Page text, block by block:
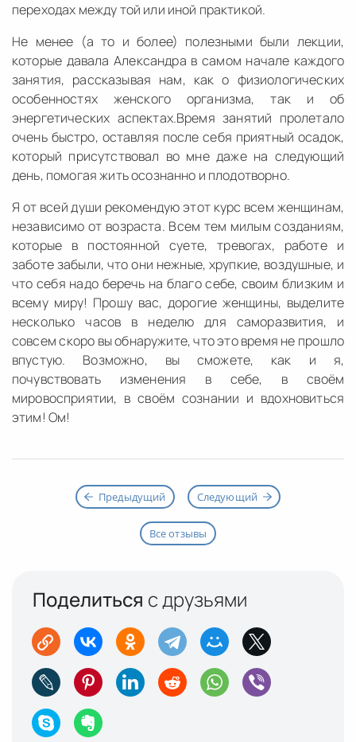
переходах между той или иной практикой.
Не менее (а то и более) полезными были лекции,
которые давала Александра в самом начале каждого
занятия, рассказывая нам, как о физиологических
особенностях женского организма, так и об
энергетических аспектах.Время занятий пролетало
очень быстро, оставляя после себя приятный осадок,
который присутствовал во мне даже на следующий
день, помогая жить осознанно и плодотворно.
Я от всей души рекомендую этот курс всем женщинам,
независимо от возраста. Всем тем милым созданиям,
которые в постоянной суете, тревогах, работе и
заботе забыли, что они нежные, хрупкие, воздушные, и
что себя надо беречь на благо себе, своим близким и
всему миру! Прошу вас, дорогие женщины, выделите
несколько часов в неделю для саморазвития, и
совсем скоро вы обнаружите, что это время не прошло
впустую. Возможно, вы сможете, как и я,
почувствовать изменения в себе, в своём
мировосприятии, в своём сознании и вдохновиться
этим! Ом!
Предыдущий Следующий
Все отзывы
Поделиться с друзьями